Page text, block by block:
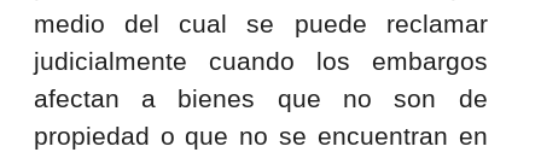
medio del cual se puede reclamar
judicialmente cuando los embargos
afectan a bienes que no son de
propiedad o que no se encuentran en